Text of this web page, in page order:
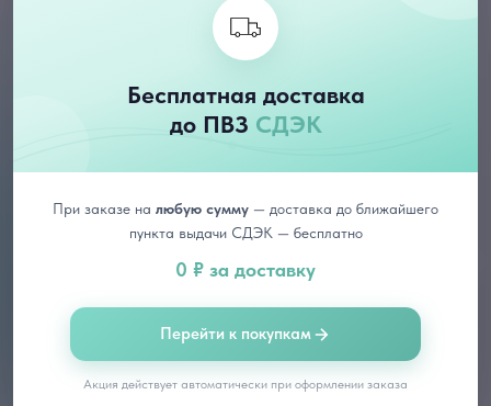
Бесплатная доставка
до ПВЗ СДЭК
При заказе на любую сумму — доставка до ближайшего
пункта выдачи СДЭК — бесплатно
0 ₽ за доставку
Перейти к покупкам
Акция действует автоматически при оформлении заказа